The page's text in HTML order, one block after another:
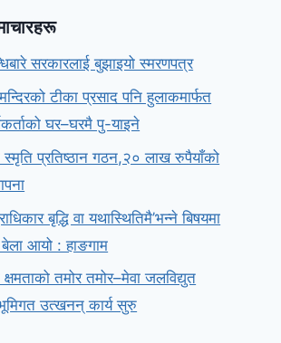
सरकारलाई बुझाइयो स्मरणपत्र
टीका प्रसाद पनि हुलाकमार्फत
घर–घरमै पु-याइने
प्रतिष्ठान गठन,२० लाख रुपैयाँको
बृद्धि वा यथास्थितिमै’भन्ने बिषयमा
बेला आयो : हाङगाम
तमोर तमोर–मेवा जलविद्युत
उत्खनन् कार्य सुरु